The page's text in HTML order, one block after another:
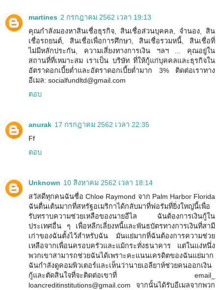
martines 2 กรกฎาคม 2562 เวลา 19:13
คุณกำลังมองหาสินเชื่อธุรกิจ, สินเชื่อส่วนบุคคล, จำนอง, สิน
เชื่อรถยนต์, สินเชื่อเพื่อการศึกษา, สินเชื่อรวมหนี้, สินเชื่อที่
ไม่มีหลักประกัน, ความเสี่ยงทางการเงิน ฯลฯ ... คุณอยู่ใน
สถานที่ที่เหมาะสม เราเป็น บริษัท ที่ให้กู้แก่บุคคลและธุรกิจใน
อัตราดอกเบี้ยต่ำและอัตราดอกเบี้ยต่ำมาก 3% ติดต่อเราทาง
อีเมล: socialfundltd@gmail.com
ตอบ
anurak 17 กรกฎาคม 2562 เวลา 22:35
Ff
ตอบ
Unknown 10 สิงหาคม 2562 เวลา 18:14
สวัสดีทุกคนฉันชื่อ Chloe Raymond จาก Palm Harbor Florida
ฉันตื่นเต้นมากที่สหรัฐอเมริกาได้กลับมาที่ฟอรัมที่ยิ่งใหญ่นี้เพื่อ
รับทราบความช่วยเหลือของนายอีไล ฉันต้องการเงินกู้ใน
ประเทศอื่น ๆ เพื่อหลีกเลี่ยงหนี้และพันธบัตรทางการเงินที่สามี
เก่าของฉันตั้งไว้สำหรับฉัน มันแย่มากที่ฉันต้องการความช่วย
เหลือจากเพื่อนครอบครัวและแม้กระทั่งธนาคาร แต่ในแง่หนึ่ง
พวกเขาสามารถช่วยฉันได้เพราะคะแนนเครดิตของฉันแย่มาก
ฉันกำลังดูคอมพิวเตอร์และเห็นว่านายเอลียาห์ช่วยคนออกเงิน
กู้และตัดสินใจที่จะติดต่อเขาที่ email_
loancreditinstitutions@gmail.com จากนั้นได้รับอีเมลจากพวก